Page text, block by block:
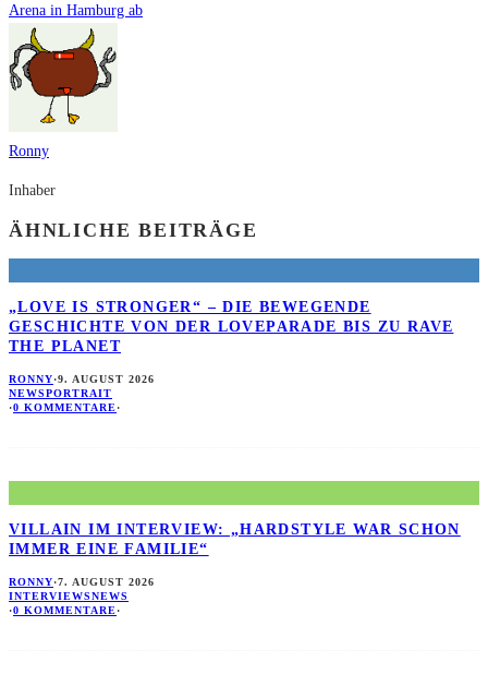
Arena in Hamburg ab
Ronny
Inhaber
ÄHNLICHE BEITRÄGE
„LOVE IS STRONGER“ – DIE BEWEGENDE
GESCHICHTE VON DER LOVEPARADE BIS ZU RAVE
THE PLANET
RONNY·9. AUGUST 2026
NEWSPORTRAIT
·0 KOMMENTARE·
VILLAIN IM INTERVIEW: „HARDSTYLE WAR SCHON
IMMER EINE FAMILIE“
RONNY·7. AUGUST 2026
INTERVIEWSNEWS
·0 KOMMENTARE·